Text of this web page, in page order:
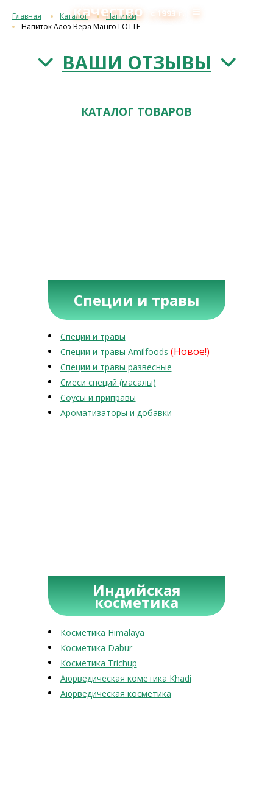
качество
с 1993 г. ≡
Главная Каталог
Напитки
Напиток Алоэ Вера Манго LOTTE
ВАШИ ОТЗЫВЫ
КАТАЛОГ ТОВАРОВ
Специи и травы
Специи и травы
Специи и травы Amilfoods (Новое!)
Специи и травы развесные
Смеси специй (масалы)
Соусы и приправы
Ароматизаторы и добавки
Индийская
косметика
Косметика Himalaya
Косметика Dabur
Косметика Trichup
Аюрведическая кометика Khadi
Аюрведическая косметика